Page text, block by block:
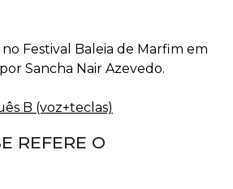
Festival Baleia de Marfim em
Sancha Nair Azevedo.
B (voz+teclas)
REFERE O